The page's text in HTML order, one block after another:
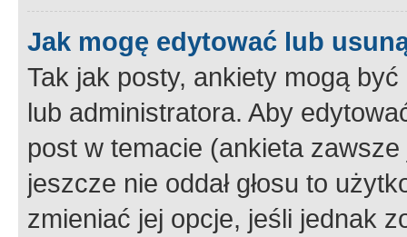
Jak mogę edytować lub
Tak jak posty, ankiety mogą
lub administratora. Aby
post w temacie (ankieta
jeszcze nie oddał głosu to
zmieniać jej opcje, jeśli jednak